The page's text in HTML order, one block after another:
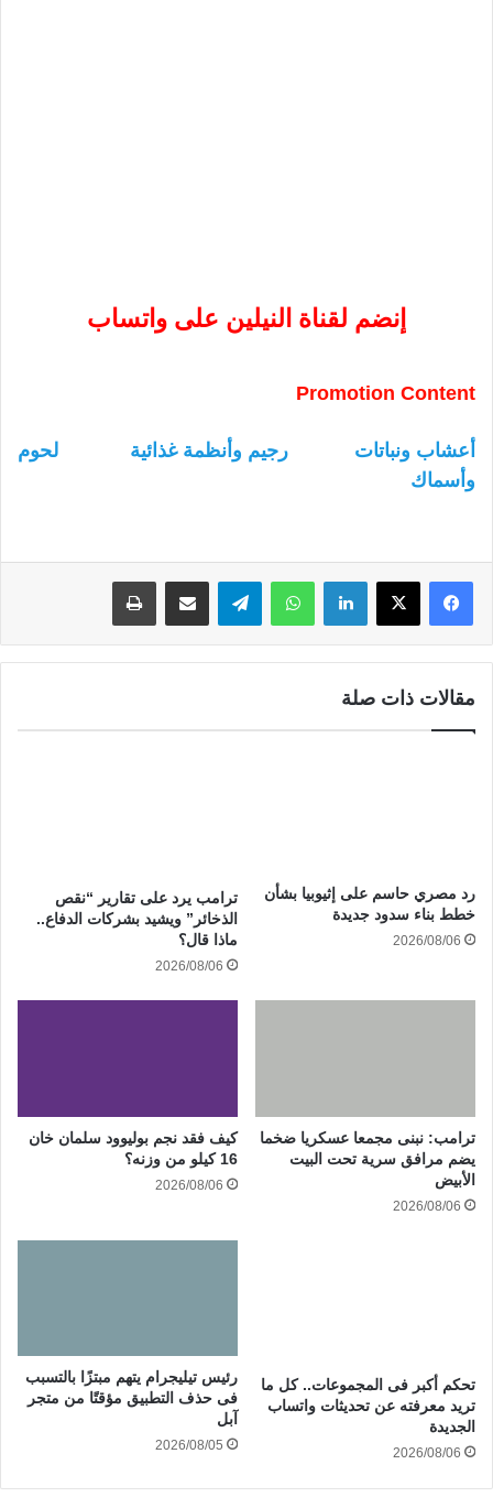
إنضم لقناة النيلين على واتساب
Promotion Content
أعشاب ونباتات رجيم وأنظمة غذائية
لحوم
وأسماك
لينكدإن واتساب
مقالات ذات صلة
رد مصري حاسم على إثيوبيا بشأن
خطط بناء سدود جديدة
2026/08/06
ترامب يرد على تقارير “نقص
الذخائر” ويشيد بشركات الدفاع..
ماذا قال؟
2026/08/06
ترامب: نبنى مجمعا عسكريا ضخما
يضم مرافق سرية تحت البيت
الأبيض
2026/08/06
كيف فقد نجم بوليوود سلمان خان
16 كيلو من وزنه؟
2026/08/06
تحكم أكبر فى المجموعات.. كل ما
تريد معرفته عن تحديثات واتساب
الجديدة
2026/08/06
رئيس تيليجرام يتهم مبتزًا بالتسبب
فى حذف التطبيق مؤقتًا من متجر
آبل
2026/08/05